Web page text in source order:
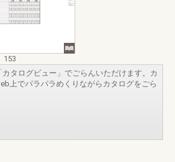
153
タログビュー」でごらんいただけます。カ
上でパラパラめくりながらカタログをごら